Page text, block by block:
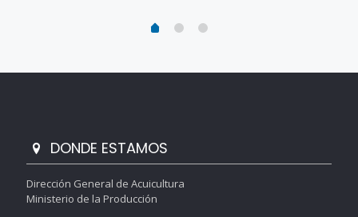
DONDE ESTAMOS
Dirección General de Acuicultura
Ministerio de la Producción